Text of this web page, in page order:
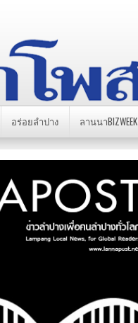
อร่อยลำปาง ลานนาBIZWEEK